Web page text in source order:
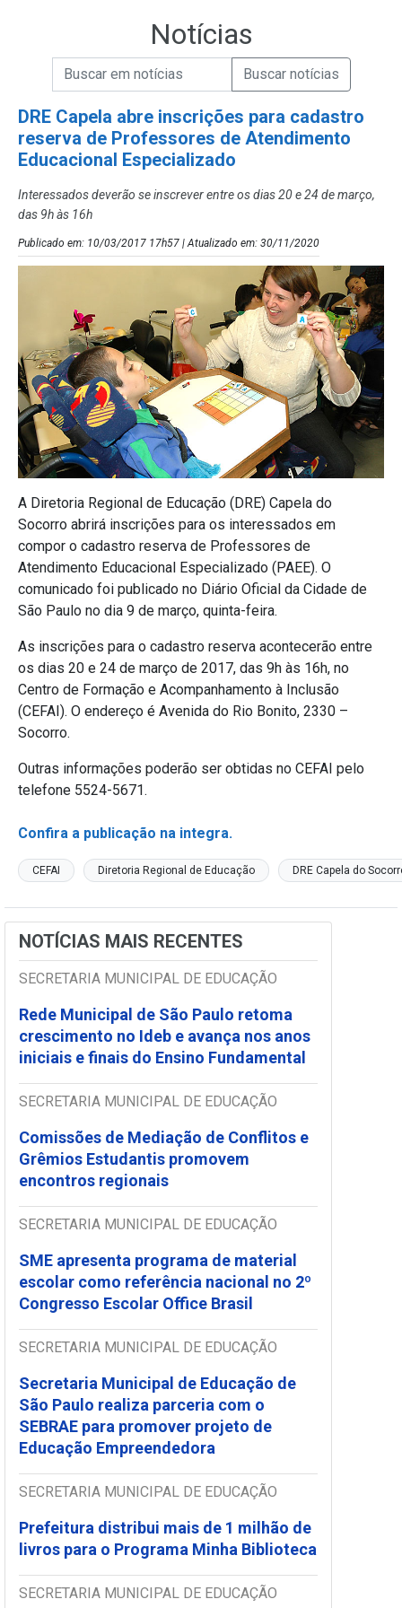
Notícias
Campo de Busca de Notícias
Campo de Busca de informaçõesEnviar a Busca de Notícias
DRE Capela abre inscrições para cadastro
reserva de Professores de Atendimento
Educacional Especializado
Interessados deverão se inscrever entre os dias 20 e 24 de março,
das 9h às 16h
Publicado em: 10/03/2017 17h57 | Atualizado em: 30/11/2020
A Diretoria Regional de Educação (DRE) Capela do
Socorro abrirá inscrições para os interessados em
compor o cadastro reserva de Professores de
Atendimento Educacional Especializado (PAEE). O
comunicado foi publicado no Diário Oficial da Cidade de
São Paulo no dia 9 de março, quinta-feira.
As inscrições para o cadastro reserva acontecerão entre
os dias 20 e 24 de março de 2017, das 9h às 16h, no
Centro de Formação e Acompanhamento à Inclusão
(CEFAI). O endereço é Avenida do Rio Bonito, 2330 –
Socorro.
Outras informações poderão ser obtidas no CEFAI pelo
telefone 5524-5671.
Confira a publicação na integra.
CEFAI Diretoria Regional de Educação DRE Capela do
NOTÍCIAS MAIS RECENTES
SECRETARIA MUNICIPAL DE EDUCAÇÃO
Rede Municipal de São Paulo retoma
crescimento no Ideb e avança nos anos
iniciais e finais do Ensino Fundamental
SECRETARIA MUNICIPAL DE EDUCAÇÃO
Comissões de Mediação de Conflitos e
Grêmios Estudantis promovem
encontros regionais
SECRETARIA MUNICIPAL DE EDUCAÇÃO
SME apresenta programa de material
escolar como referência nacional no 2º
Congresso Escolar Office Brasil
SECRETARIA MUNICIPAL DE EDUCAÇÃO
Secretaria Municipal de Educação de
São Paulo realiza parceria com o
SEBRAE para promover projeto de
Educação Empreendedora
SECRETARIA MUNICIPAL DE EDUCAÇÃO
Prefeitura distribui mais de 1 milhão de
livros para o Programa Minha Biblioteca
SECRETARIA MUNICIPAL DE EDUCAÇÃO